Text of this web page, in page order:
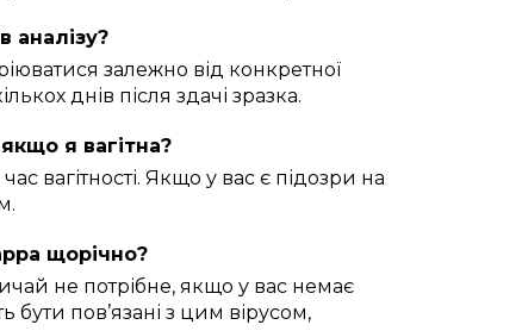
аналізу?
залежно від конкретної
днів після здачі зразка.
я вагітна?
вагітності. Якщо у вас є підозри на
щорічно?
не потрібне, якщо у вас немає
бути пов’язані з цим вірусом,